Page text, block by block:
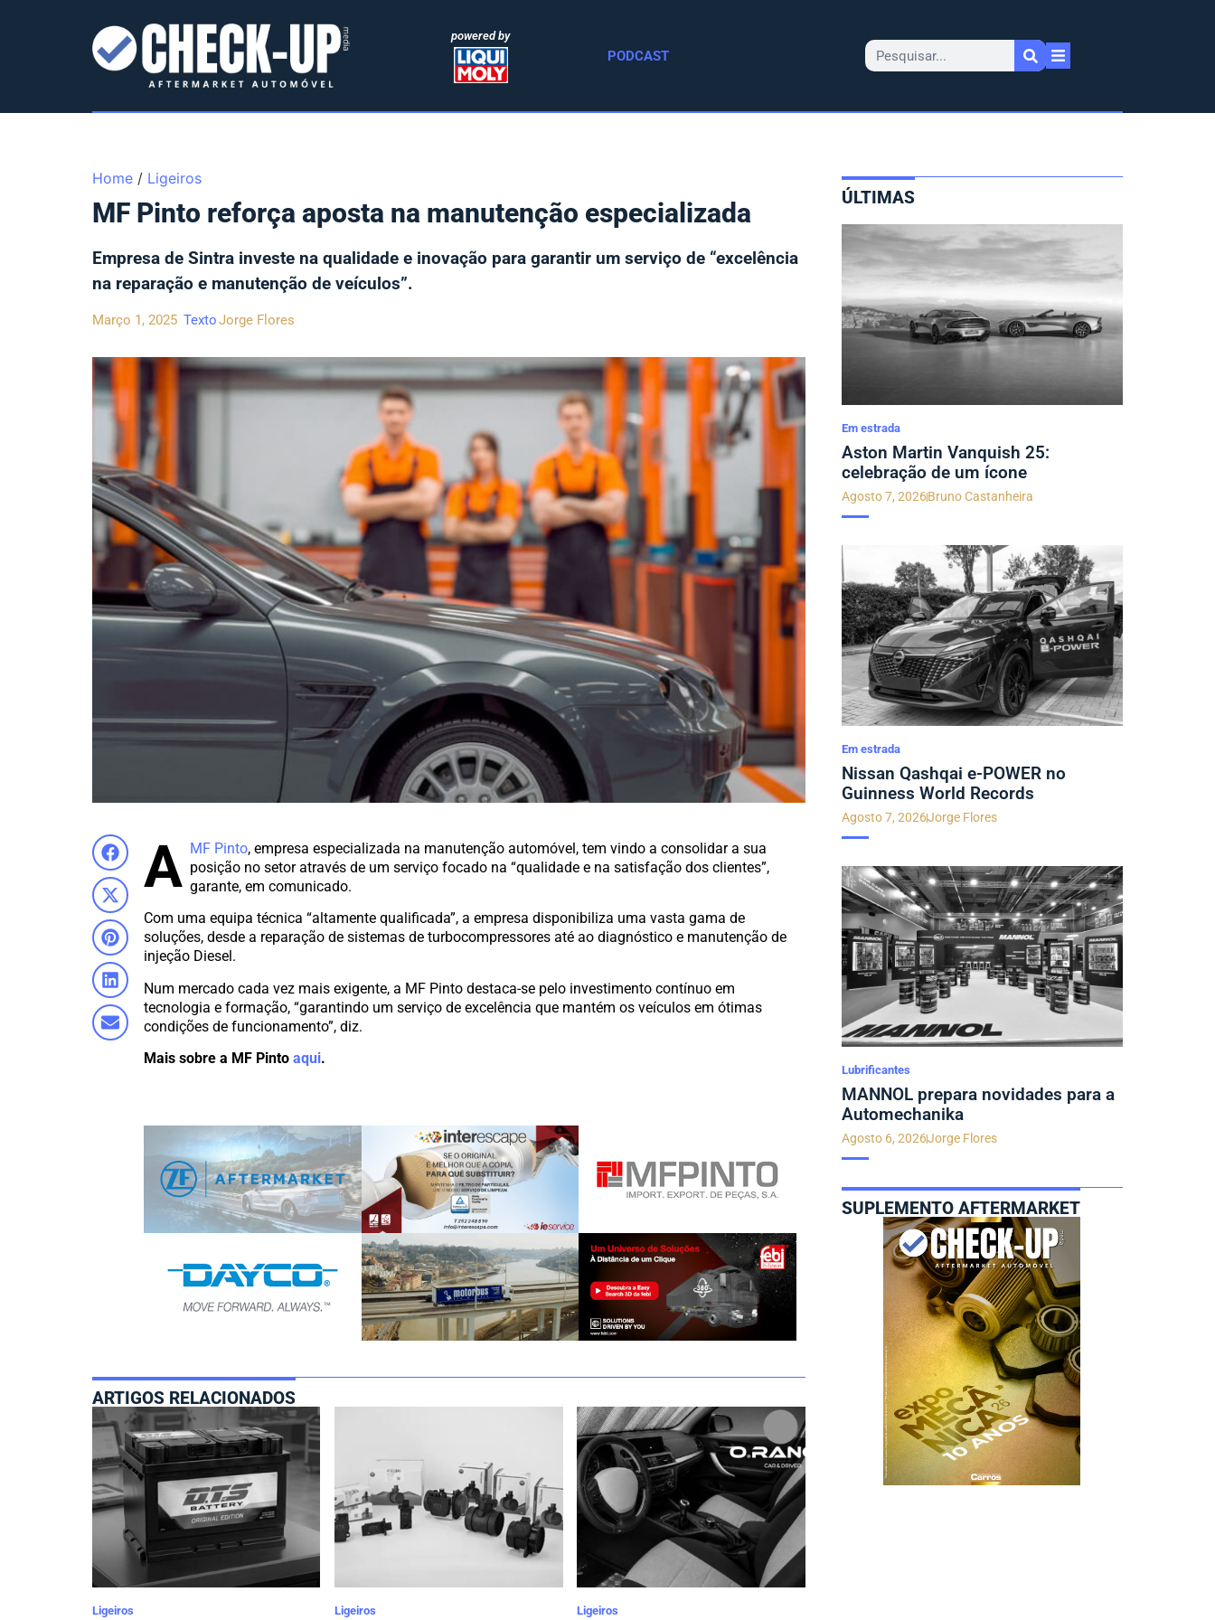
powered by
PODCAST
Home / Ligeiros
MF Pinto reforça aposta na manutenção especializada
Empresa de Sintra investe na qualidade e inovação para garantir um serviço de “excelência
na reparação e manutenção de veículos”.
Março 1, 2025 TextoJorge Flores
A MF Pinto, empresa especializada na manutenção automóvel, tem vindo a consolidar a sua
posição no setor através de um serviço focado na “qualidade e na satisfação dos clientes”,
garante, em comunicado.
Com uma equipa técnica “altamente qualificada”, a empresa disponibiliza uma vasta gama de
soluções, desde a reparação de sistemas de turbocompressores até ao diagnóstico e manutenção de
injeção Diesel.
Num mercado cada vez mais exigente, a MF Pinto destaca-se pelo investimento contínuo em
tecnologia e formação, “garantindo um serviço de excelência que mantém os veículos em ótimas
condições de funcionamento”, diz.
Mais sobre a MF Pintoaqui.
ARTIGOS RELACIONADOS
Ligeiros Ligeiros Ligeiros
ÚLTIMAS
Em estrada
Aston Martin Vanquish 25:
celebração de um ícone
Agosto 7, 2026Bruno Castanheira
Em estrada
Nissan Qashqai e-POWER no
Guinness World Records
Agosto 7, 2026Jorge Flores
Lubrificantes
MANNOL prepara novidades para a
Automechanika
Agosto 6, 2026Jorge Flores
SUPLEMENTO AFTERMARKET